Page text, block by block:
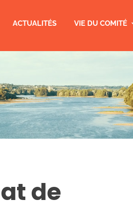
ACTUALITÉS VIE DU COMITÉ
de